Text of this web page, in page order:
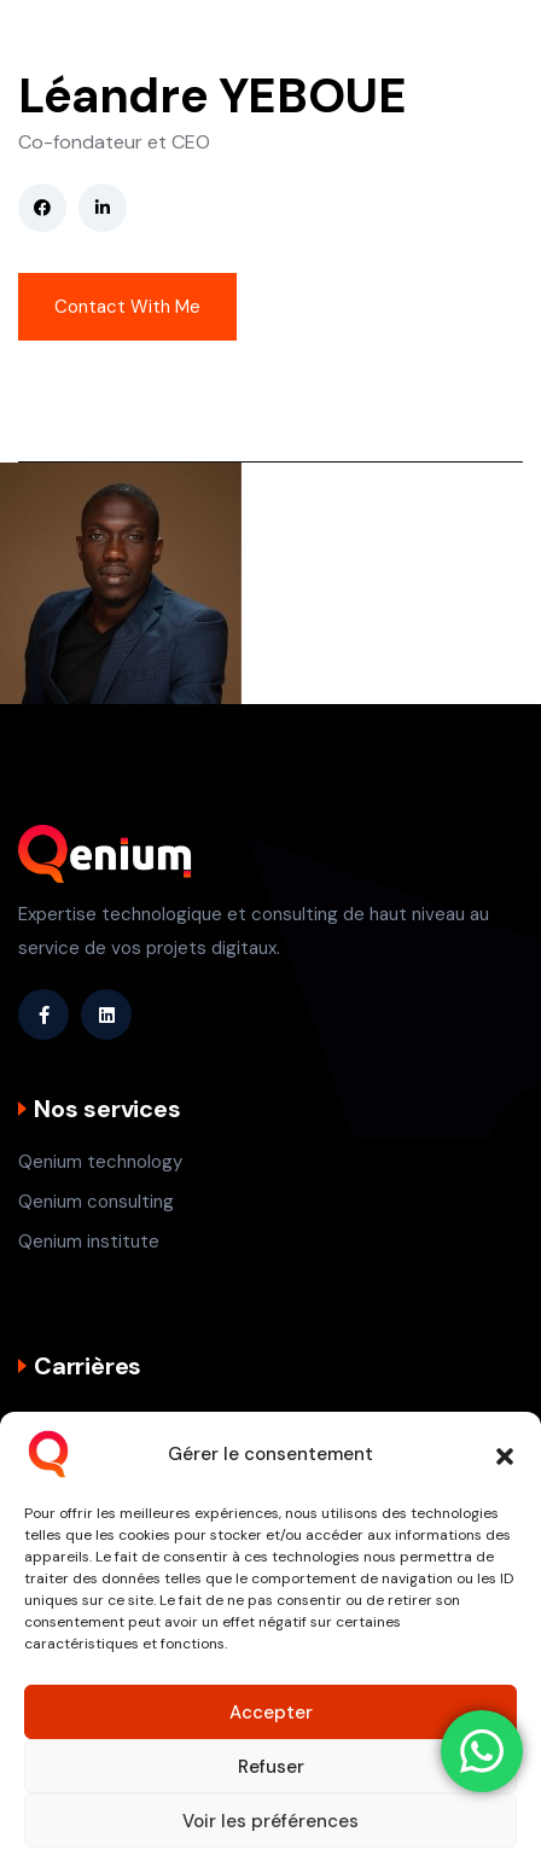
Gérer le consentement
Pour offrir les meilleures expériences, nous utilisons des technologies
telles que les cookies pour stocker et/ou accéder aux informations des
appareils. Le fait de consentir à ces technologies nous permettra de
traiter des données telles que le comportement de navigation ou les ID
uniques sur ce site. Le fait de ne pas consentir ou de retirer son
consentement peut avoir un effet négatif sur certaines
caractéristiques et fonctions.
Accepter
Refuser
Voir les préférences
Léandre YEBOUE
Co-fondateur et CEO
Contact With Me
Expertise technologique et consulting de haut niveau au
service de vos projets digitaux.
Nos services
Qenium technology
Qenium consulting
Qenium institute
Carrières
Philosophie de travail
Offre d’emploi
Candidature spontané
info@qenium.com
+2250798996195
© 2026 Tous droits réservés par Qenium -